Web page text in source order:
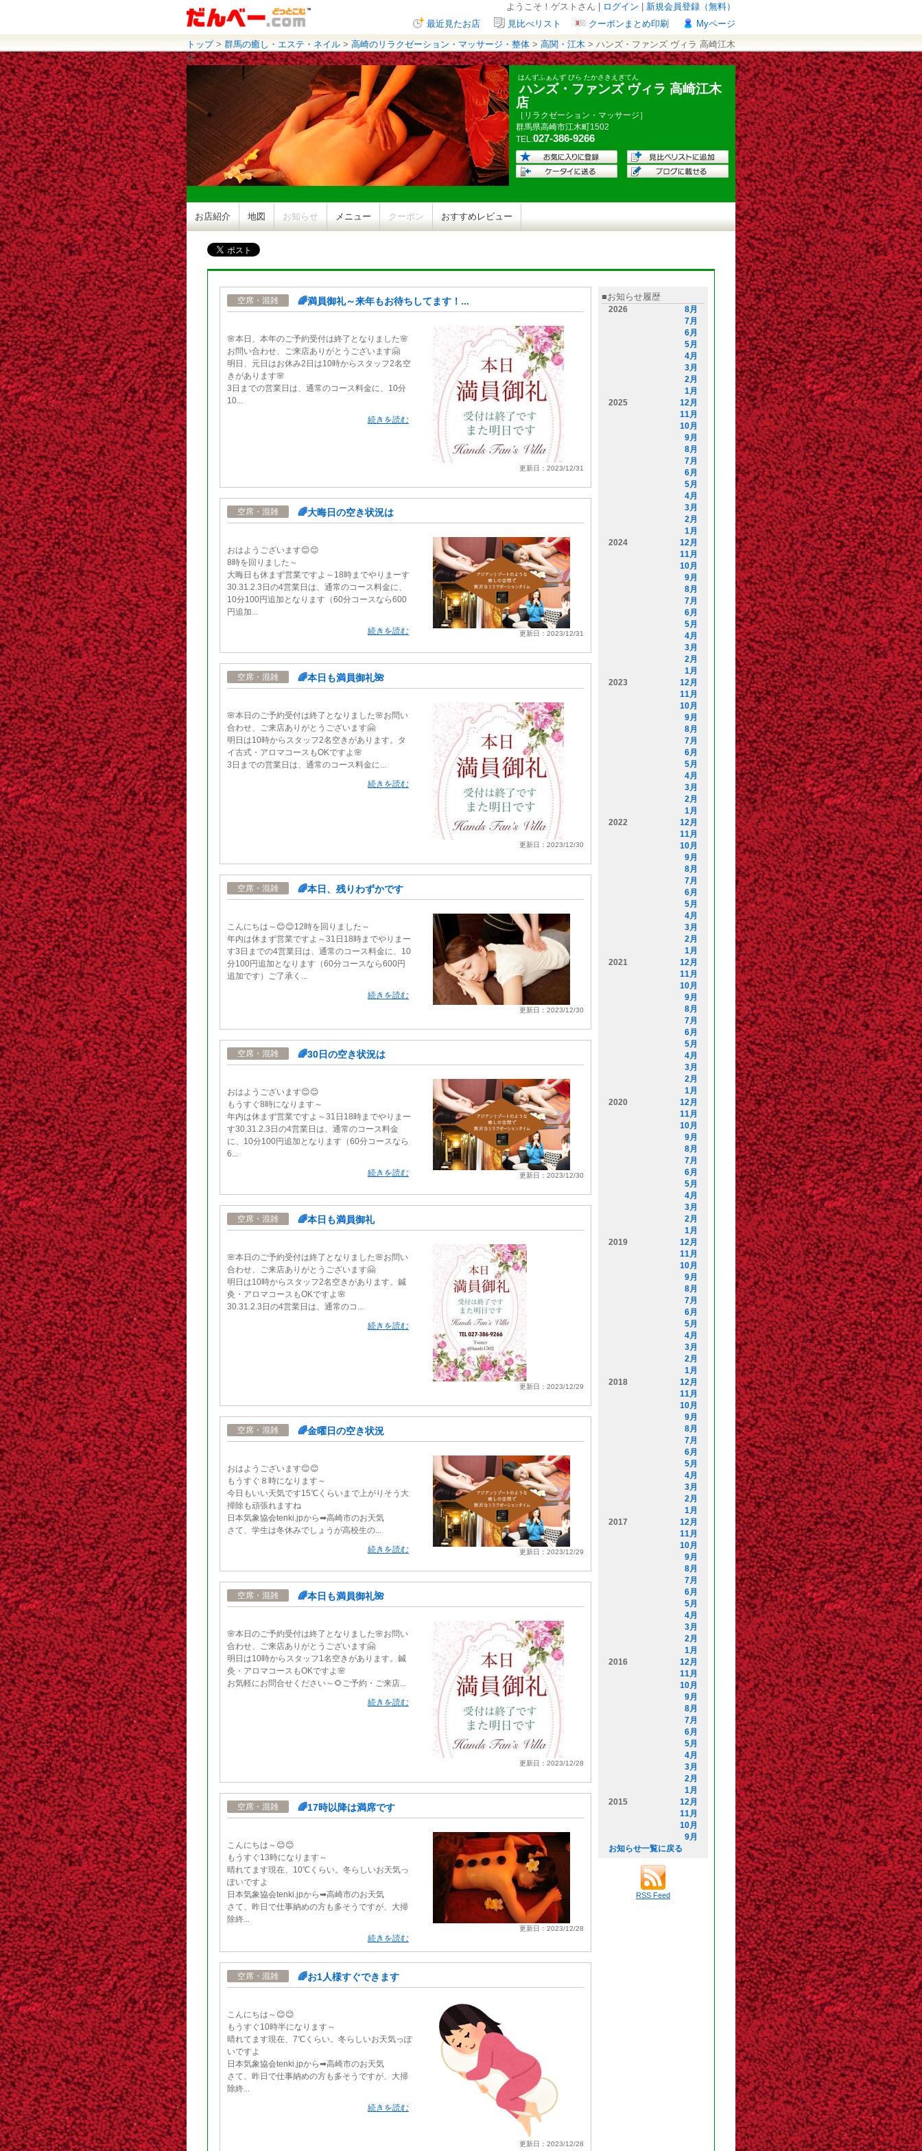
新規会員登録（無料）
ログイン
ようこそ！ゲストさん |
Myページ
クーポンまとめ印刷
見比べリスト
最近見たお店
トップ> 群馬の癒し・エステ・ネイル > 高崎のリラクゼーション・マッサージ・整体 > 高関・江木 > ハンズ・ファンズ ヴィラ 高崎江木
店
はんずふぁんず びら たかさきえぎてん
ハンズ・ファンズ ヴィラ 高崎江木
店
［リラクゼーション・マッサージ］
群馬県高崎市江木町1502
TEL:027-386-9266
お店紹介 地図 お知らせ メニュー クーポン おすすめレビュー
空席・混雑 🌈満員御礼～来年もお待ちしてます！...
🌸本日、本年のご予約受付は終了となりました🌸
お問い合わせ、ご来店ありがとうございます🤗
明日、元日はお休み2日は10時からスタッフ2名空
きがあります🌸
3日までの営業日は、通常のコース料金に、10分
10...
続きを読む
更新日：2023/12/31
空席・混雑 🌈大晦日の空き状況は
おはようございます😊😊
8時を回りました～
大晦日も休まず営業ですよ～18時までやりまーす
30.31.2.3日の4営業日は、通常のコース料金に、
10分100円追加となります（60分コースなら600
円追加...
続きを読む
更新日：2023/12/31
空席・混雑 🌈本日も満員御礼🌺
🌸本日のご予約受付は終了となりました🌸お問い
合わせ、ご来店ありがとうございます🤗
明日は10時からスタッフ2名空きがあります。タ
イ古式・アロマコースもOKですよ🌸
3日までの営業日は、通常のコース料金に...
続きを読む
更新日：2023/12/30
空席・混雑 🌈本日、残りわずかです
こんにちは～😊😊12時を回りました～
年内は休まず営業ですよ～31日18時までやりまー
す3日までの4営業日は、通常のコース料金に、10
分100円追加となります（60分コースなら600円
追加です）ご了承く...
続きを読む
更新日：2023/12/30
空席・混雑 🌈30日の空き状況は
おはようございます😊😊
もうすぐ8時になります～
年内は休まず営業ですよ～31日18時までやりまー
す30.31.2.3日の4営業日は、通常のコース料金
に、10分100円追加となります（60分コースなら
6...
続きを読む
更新日：2023/12/30
空席・混雑 🌈本日も満員御礼
🌸本日のご予約受付は終了となりました🌸お問い
合わせ、ご来店ありがとうございます🤗
明日は10時からスタッフ2名空きがあります。鍼
灸・アロマコースもOKですよ🌸
30.31.2.3日の4営業日は、通常のコ...
続きを読む
更新日：2023/12/29
空席・混雑 🌈金曜日の空き状況
おはようございます😊😊
もうすぐ８時になります～
今日もいい天気です15℃くらいまで上がりそう大
掃除も頑張れますね
日本気象協会tenki.jpから➡高崎市のお天気
さて、学生は冬休みでしょうが高校生の...
続きを読む
更新日：2023/12/29
空席・混雑 🌈本日も満員御礼🌺
🌸本日のご予約受付は終了となりました🌸お問い
合わせ、ご来店ありがとうございます🤗
明日は10時からスタッフ1名空きがあります。鍼
灸・アロマコースもOKですよ🌸
お気軽にお問合せください～🌻ご予約・ご来店...
続きを読む
更新日：2023/12/28
空席・混雑 🌈17時以降は満席です
こんにちは～😊😊
もうすぐ13時になります～
晴れてます現在、10℃くらい。冬らしいお天気っ
ぽいですよ
日本気象協会tenki.jpから➡高崎市のお天気
さて、昨日で仕事納めの方も多そうですが、大掃
除終...
続きを読む
更新日：2023/12/28
空席・混雑 🌈お1人様すぐできます
こんにちは～😊😊
もうすぐ10時半になります～
晴れてます現在、7℃くらい。冬らしいお天気っぽ
いですよ
日本気象協会tenki.jpから➡高崎市のお天気
さて、昨日で仕事納めの方も多そうですが、大掃
除終...
続きを読む
更新日：2023/12/28
■お知らせ履歴
2026
8月
7月
6月
5月
4月
3月
2月
1月
2025
12月
11月
10月
9月
8月
7月
6月
5月
4月
3月
2月
1月
2024
12月
11月
10月
9月
8月
7月
6月
5月
4月
3月
2月
1月
2023
12月
11月
10月
9月
8月
7月
6月
5月
4月
3月
2月
1月
2022
12月
11月
10月
9月
8月
7月
6月
5月
4月
3月
2月
1月
2021
12月
11月
10月
9月
8月
7月
6月
5月
4月
3月
2月
1月
2020
12月
11月
10月
9月
8月
7月
6月
5月
4月
3月
2月
1月
2019
12月
11月
10月
9月
8月
7月
6月
5月
4月
3月
2月
1月
2018
12月
11月
10月
9月
8月
7月
6月
5月
4月
3月
2月
1月
2017
12月
11月
10月
9月
8月
7月
6月
5月
4月
3月
2月
1月
2016
12月
11月
10月
9月
8月
7月
6月
5月
4月
3月
2月
1月
2015
12月
11月
10月
9月
お知らせ一覧に戻る
RSS Feed